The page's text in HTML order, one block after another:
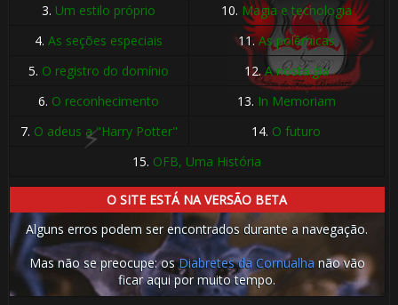
3. Um estilo próprio 10. Magia e tecnologia
4.As seções especiais 11.As polêmicas
5. O registro do domínio 12.A nostalgia
6. O reconhecimento 13. In Memoriam
7. O adeus a "Harry Potter" 14. O futuro
15. OFB, Uma História
O SITE ESTÁ NA VERSÃO BETA
Alguns erros podem ser encontrados durante a navegação.
Mas não se preocupe: osDiabretes da Cornualha não vão
ficar aqui por muito tempo.